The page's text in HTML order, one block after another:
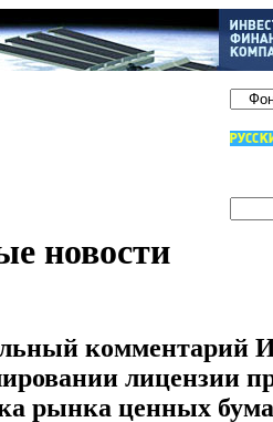
новости
лицензии
рынка ценных